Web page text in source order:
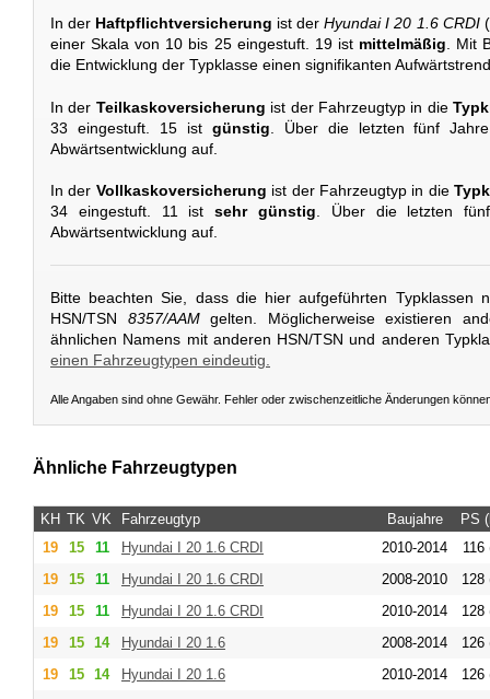
In der Haftpflichtversicherung ist derHyundai I 20 1.6 CRDI
einer Skala von 10 bis 25 eingestuft. 19 ist mittelmäßig . Mit
die Entwicklung der Typklasse einen signifikanten
In der Teilkaskoversicherung ist der Fahrzeugtyp in die
33 eingestuft. 15 ist günstig . Über die letzten fünf
Abwärtsentwicklung auf.
In der Vollkaskoversicherung ist der Fahrzeugtyp in die
34 eingestuft. 11 istsehr günstig. Über die letzten
Abwärtsentwicklung auf.
Bitte beachten Sie, dass die hier aufgeführten Typklassen
HSN/TSN 8357/AAMgelten. Möglicherweise existieren
ähnlichen Namens mit anderen HSN/TSN und anderen
einen Fahrzeugtypen eindeutig.
Alle Angaben sind ohne Gewähr. Fehler oder zwischenzeitliche Änderungen
Ähnliche Fahrzeugtypen
KH TK VK Fahrzeugtyp Baujahre
PS
19
15 11 Hyundai I 20 1.6 CRDI 2010-2014
116
19
15 11 Hyundai I 20 1.6 CRDI 2008-2010
128
19
15 11 Hyundai I 20 1.6 CRDI 2010-2014
128
19
15 14 Hyundai I 20 1.6 2008-2014
126
19
15 14 Hyundai I 20 1.6 2010-2014
126